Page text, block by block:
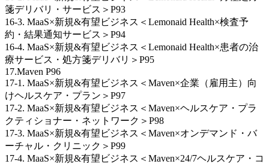
箋デリバリ・サービス＞P93
16-3. MaaS×新規&有望ビジネス＜Lemonaid Health×検査予
約・結果通知サービス＞P94
16-4. MaaS×新規&有望ビジネス＜Lemonaid Health×患者の治
療サービス・処方箋デリバリ＞P95
17.Maven P96
17-1. MaaS×新規&有望ビジネス＜Maven×企業（雇用主）向
けヘルスケア・プラン＞P97
17-2. MaaS×新規&有望ビジネス＜Maven×ヘルスケア・プラ
クティショナー・ネットワーク＞P98
17-3. MaaS×新規&有望ビジネス＜Maven×オンデマンド・バ
ーチャル・クリニック＞P99
17-4. MaaS×新規&有望ビジネス＜Maven×24/7ヘルスケア・コ